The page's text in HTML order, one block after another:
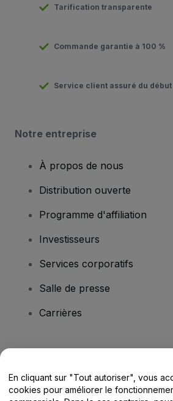
Tarification transparente
Commande garantie à 100 %
Service client assuré du
Notre entreprise
À propos de nous
Distribution ouverte
Programme d'affiliation
Investisseurs
Services corporatifs
Salle de presse
Carrières
Centre d'assistance / Nous
En cliquant sur "Tout autoriser", vous
cookies pour améliorer le